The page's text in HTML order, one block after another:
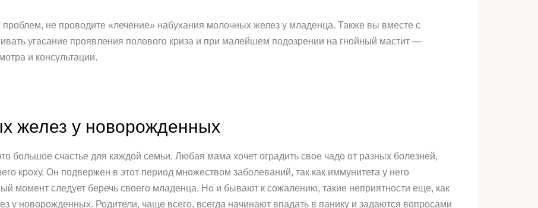
не проводите «лечение» набухания молочных желез у младенца. Также вы вместе с
угасание проявления полового криза и при малейшем подозрении на гнойный мастит —
и консультации.
желез у новорожденных
большое счастье для каждой семьи. Любая мама хочет оградить свое чадо от разных болезней,
кроху. Он подвержен в этот период множеством заболеваний, так как иммунитета у него
момент следует беречь своего младенца. Но и бывают к сожалению, такие неприятности еще, как
у новорожденных. Родители, чаще всего, всегда начинают впадать в панику и задаются вопросами